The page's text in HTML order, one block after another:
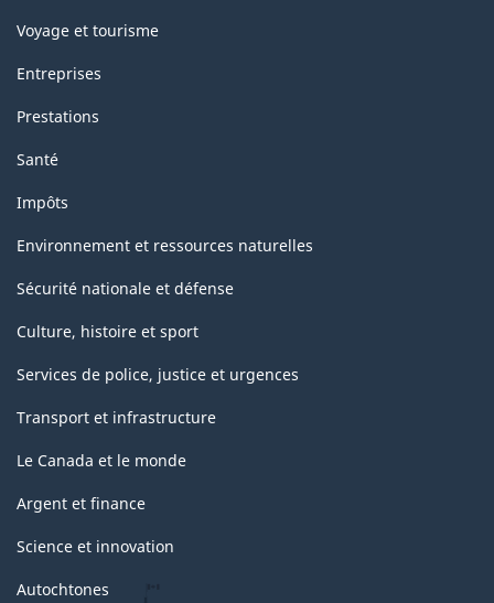
Voyage et tourisme
Entreprises
Prestations
Santé
Impôts
Environnement et ressources naturelles
Sécurité nationale et défense
Culture, histoire et sport
Services de police, justice et urgences
Transport et infrastructure
Le Canada et le monde
Argent et finance
Science et innovation
Autochtones